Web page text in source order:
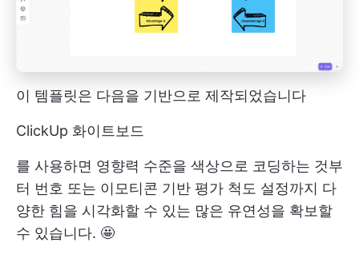
이 템플릿은 다음을 기반으로 제작되었습니다
ClickUp 화이트보드
를 사용하면 영향력 수준을 색상으로 코딩하는 것부
터 번호 또는 이모티콘 기반 평가 척도 설정까지 다
양한 힘을 시각화할 수 있는 많은 유연성을 확보할
수 있습니다. 🤩